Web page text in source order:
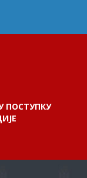
ПОСТУПКУ